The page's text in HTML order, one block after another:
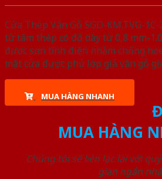
Cửa Thép Vân Gỗ SGD-KM.TVG-
từ tấm thép có độ dày từ 0,8 mm-
được sơn tĩnh điện nhằm chống
mặt cửa được phủ lớp giả vân gỗ
MUA HÀNG NHANH
MUA HÀNG
Chúng tôi sẽ liên lạc lại với
gian ngắn